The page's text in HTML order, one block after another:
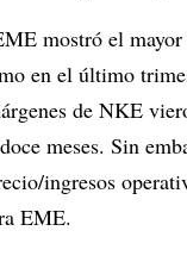
mostró el
en el último
de NKE
meses. Sin
ingresos
EME.